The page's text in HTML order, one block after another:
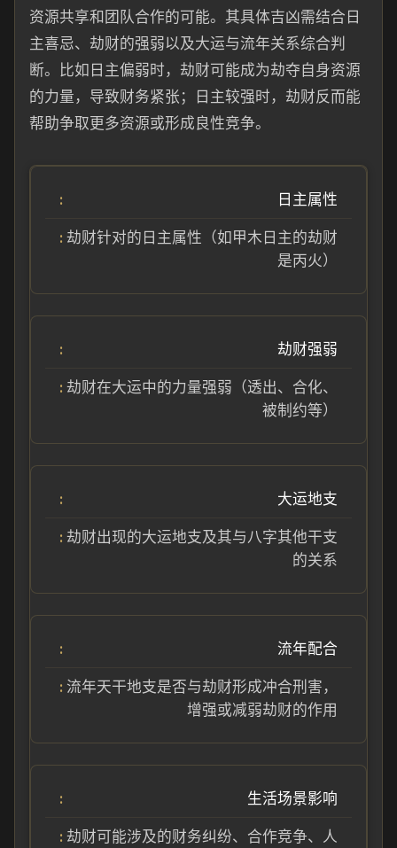
资源共享和团队合作的可能。其具体吉凶需结合日
主喜忌、劫财的强弱以及大运与流年关系综合判
断。比如日主偏弱时，劫财可能成为劫夺自身资源
的力量，导致财务紧张；日主较强时，劫财反而能
帮助争取更多资源或形成良性竞争。
日主属性
劫财针对的日主属性（如甲木日主的劫财
是丙火）
劫财强弱
劫财在大运中的力量强弱（透出、合化、
被制约等）
大运地支
劫财出现的大运地支及其与八字其他干支
的关系
流年配合
流年天干地支是否与劫财形成冲合刑害，
增强或减弱劫财的作用
生活场景影响
劫财可能涉及的财务纠纷、合作竞争、人